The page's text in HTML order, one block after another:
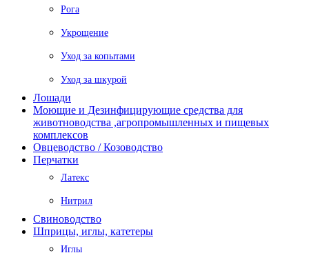
Рога
Укрощение
Уход за копытами
Уход за шкурой
Лошади
Моющие и Дезинфицирующие средства для
животноводства ,агропромышленных и пищевых
комплексов
Овцеводство / Козоводство
Перчатки
Латекс
Нитрил
Свиноводство
Шприцы, иглы, катетеры
Иглы